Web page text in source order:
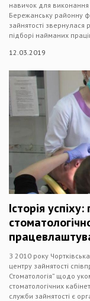
навичок для виконання
Бережанську районну
зайнятості
підборі найманих
12.03.2019
Історія
З 2010 року
центру зайнятості
Стоматологія” щодо
стоматологічних
служби зайнятості є